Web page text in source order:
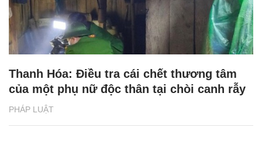
PHÁP LUẬT
Thanh Hóa: Điều tra cái chết thương tâm
của một phụ nữ độc thân tại chòi canh rẫy